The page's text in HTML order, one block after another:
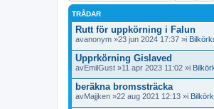
TRÅDAR
Rutt för uppkörning i Falun
avanonym »23 jun 2024 17:37 »i
Upprkörning Gislaved
avEmilGust »11 apr 2023 11:02 »i
beräkna bromssträcka
avMajjken »22 aug 2021 12:13 »i